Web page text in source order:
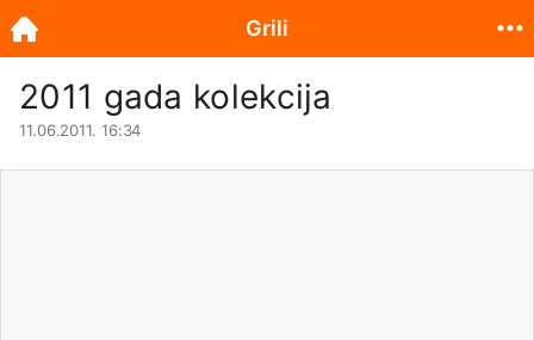
2011 gada kolekcija
11.06.2011. 16:34
Grili